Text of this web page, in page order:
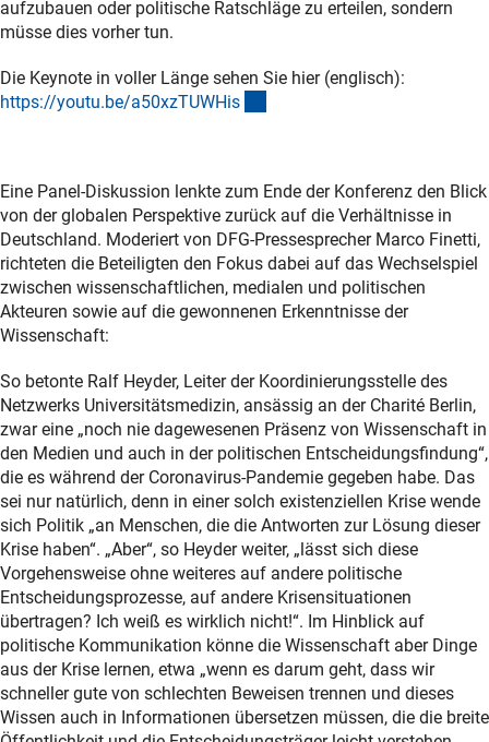
aufzubauen oder politische Ratschläge zu erteilen, sondern
müsse dies vorher tun.
Die Keynote in voller Länge sehen Sie hier (englisch):
https://youtu.be/a50xzTUWHis
Eine Panel-Diskussion lenkte zum Ende der Konferenz den Blick
von der globalen Perspektive zurück auf die Verhältnisse in
Deutschland. Moderiert von DFG-Pressesprecher Marco Finetti,
richteten die Beteiligten den Fokus dabei auf das Wechselspiel
zwischen wissenschaftlichen, medialen und politischen
Akteuren sowie auf die gewonnenen Erkenntnisse der
Wissenschaft:
So betonte Ralf Heyder, Leiter der Koordinierungsstelle des
Netzwerks Universitätsmedizin, ansässig an der Charité Berlin,
zwar eine „noch nie dagewesenen Präsenz von Wissenschaft in
den Medien und auch in der politischen Entscheidungsfindung“,
die es während der Coronavirus-Pandemie gegeben habe. Das
sei nur natürlich, denn in einer solch existenziellen Krise wende
sich Politik „an Menschen, die die Antworten zur Lösung dieser
Krise haben“. „Aber“, so Heyder weiter, „lässt sich diese
Vorgehensweise ohne weiteres auf andere politische
Entscheidungsprozesse, auf andere Krisensituationen
übertragen? Ich weiß es wirklich nicht!“. Im Hinblick auf
politische Kommunikation könne die Wissenschaft aber Dinge
aus der Krise lernen, etwa „wenn es darum geht, dass wir
schneller gute von schlechten Beweisen trennen und dieses
Wissen auch in Informationen übersetzen müssen, die die breite